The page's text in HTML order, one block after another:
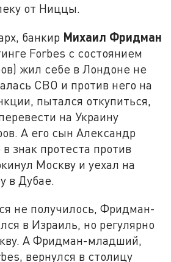
от Ниццы.
банкир Михаил Фридман
Forbes с состоянием
жил себе в Лондоне не
СВО и против него на
пытался откупиться,
на Украину
А его сын Александр
знак протеста против
Москву и уехал на
в Дубае.
не получилось, Фридман-
в Израиль, но регулярно
А Фридман-младший,
вернулся в столицу